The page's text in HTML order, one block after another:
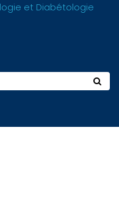
et Diabétologie